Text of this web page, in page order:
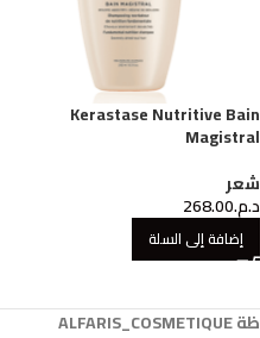
Kerastase Nutritive Bain
Magistral
شعر
د.م.268.00
إضافة إلى السلة